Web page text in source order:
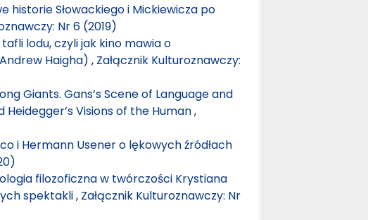
historie Słowackiego i Mickiewicza po
Nr 6 (2019)
lodu, czyli jak kino mawia o
Haigha) , Załącznik Kulturoznawczy:
Giants. Gans’s Scene of Language and
Visions of the Human,
i Hermann Usener o lękowych źródłach
filozoficzna w twórczości Krystiana
spektakli, Załącznik Kulturoznawczy: Nr